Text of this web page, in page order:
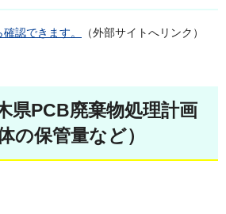
認できます。
（外部サイトへリンク）
県PCB廃棄物処理計画
の保管量など）